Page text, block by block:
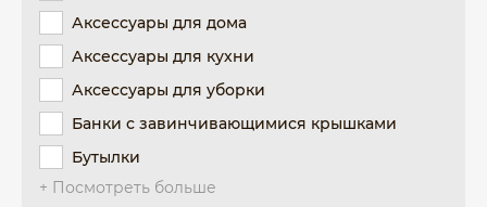
Аксессуары для дома
Аксессуары для кухни
Аксессуары для уборки
Банки с завинчивающимися крышками
Бутылки
+ Посмотреть больше